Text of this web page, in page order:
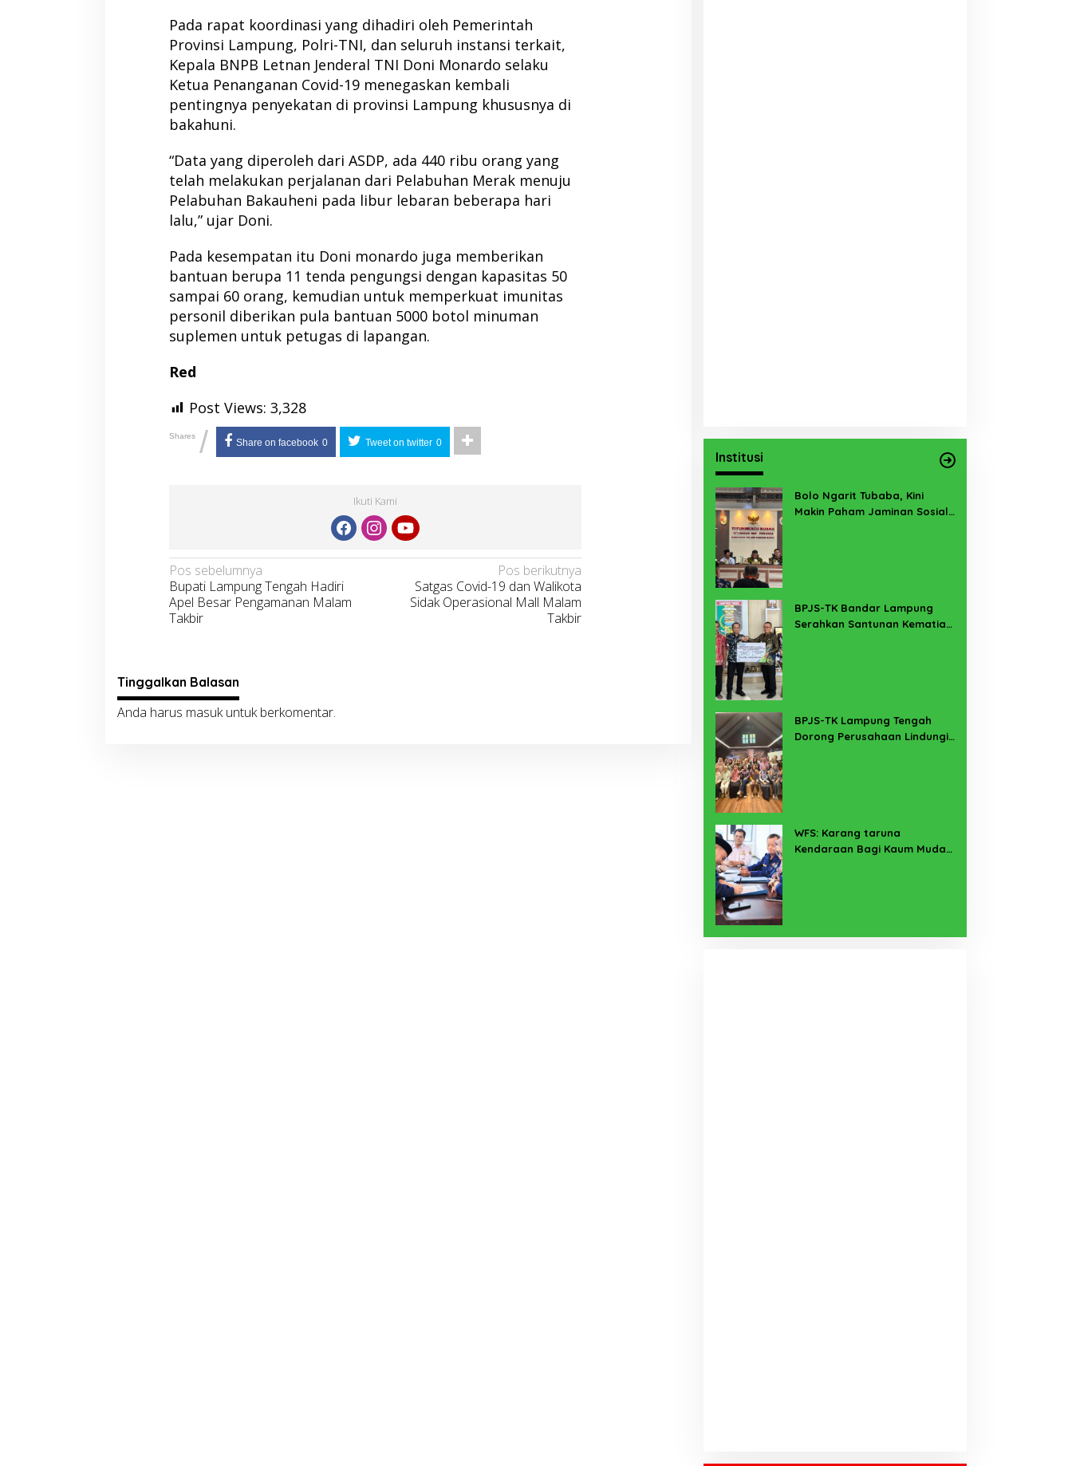
Pada rapat koordinasi yang dihadiri oleh Pemerintah
Provinsi Lampung, Polri-TNI, dan seluruh instansi terkait,
Kepala BNPB Letnan Jenderal TNI Doni Monardo selaku
Ketua Penanganan Covid-19 menegaskan kembali
pentingnya penyekatan di provinsi Lampung khususnya di
bakahuni.
“Data yang diperoleh dari ASDP, ada 440 ribu orang yang
telah melakukan perjalanan dari Pelabuhan Merak menuju
Pelabuhan Bakauheni pada libur lebaran beberapa hari
lalu,” ujar Doni.
Pada kesempatan itu Doni monardo juga memberikan
bantuan berupa 11 tenda pengungsi dengan kapasitas 50
sampai 60 orang, kemudian untuk memperkuat imunitas
personil diberikan pula bantuan 5000 botol minuman
suplemen untuk petugas di lapangan.
Red
Post Views: 3,328
Shares / Share on facebook 0 Tweet on twitter 0
Ikuti Kami
Navigasi
pos
Pos sebelumnya
Bupati Lampung Tengah Hadiri
Apel Besar Pengamanan Malam
Takbir
Pos berikutnya
Satgas Covid-19 dan Walikota
Sidak Operasional Mall Malam
Takbir
Tinggalkan Balasan
Anda harus masukuntuk berkomentar.
Institusi
Bolo Ngarit Tubaba, Kini
Makin Paham Jaminan Sosial
BPJS-TK Bandar Lampung
Serahkan Santunan Kematian
BPJS-TK Lampung Tengah
Dorong Perusahaan Lindungi
WFS: Karang taruna
Kendaraan Bagi Kaum Muda